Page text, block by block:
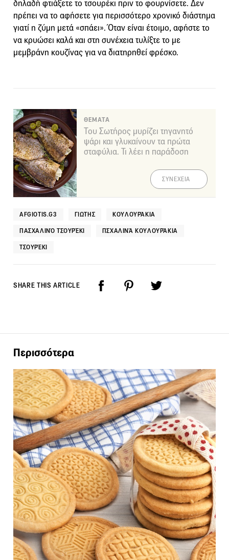
δηλαδή φτιάξετε το τσουρέκι πριν το φουρνίσετε. Δεν
πρέπει να το αφήσετε για περισσότερο χρονικό διάστημα
γιατί η ζύμη μετά «σπάει». Όταν είναι έτοιμο, αφήστε το
να κρυώσει καλά και στη συνέχεια τυλίξτε το με
μεμβράνη κουζίνας για να διατηρηθεί φρέσκο.
ΘΕΜΑΤΑ
Του Σωτήρος μυρίζει τηγανητό
ψάρι και γλυκαίνουν τα πρώτα
σταφύλια. Τι λέει η παράδοση
ΣΥΝΕΧΕΙΑ
AFGIOTIS.G3 ΓΙΩΤΗΣ ΚΟΥΛΟΥΡΆΚΙΑ
ΠΑΣΧΑΛΙΝΌ ΤΣΟΥΡΈΚΙ ΠΣΧΑΛΙΝΆ ΚΟΥΛΟΥΡΆΚΙΑ
ΤΣΟΥΡΈΚΙ
SHARE THIS ARTICLE
Περισσότερα